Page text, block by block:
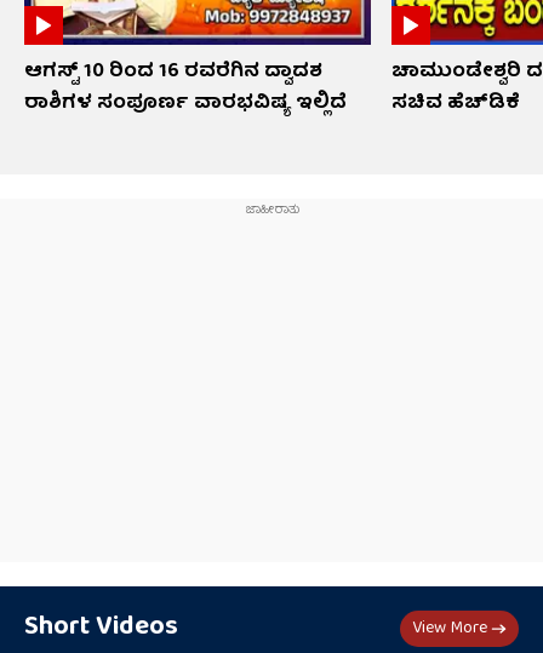
ಆಗಸ್ಟ್ 10 ರಿಂದ 16 ರವರೆಗಿನ ದ್ವಾದಶ
ರಾಶಿಗಳ ಸಂಪೂರ್ಣ ವಾರಭವಿಷ್ಯ ಇಲ್ಲಿದೆ
ಚಾಮುಂಡೇಶ್ವರಿ
ಸಚಿವ ಹೆಚ್​​ಡಿಕೆ
Short Videos View More